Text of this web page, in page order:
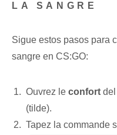
LA SANGRE
Sigue estos pasos para
sangre en CS:GO:
Ouvrez le‌ confort
(tilde).
Tapez la commande